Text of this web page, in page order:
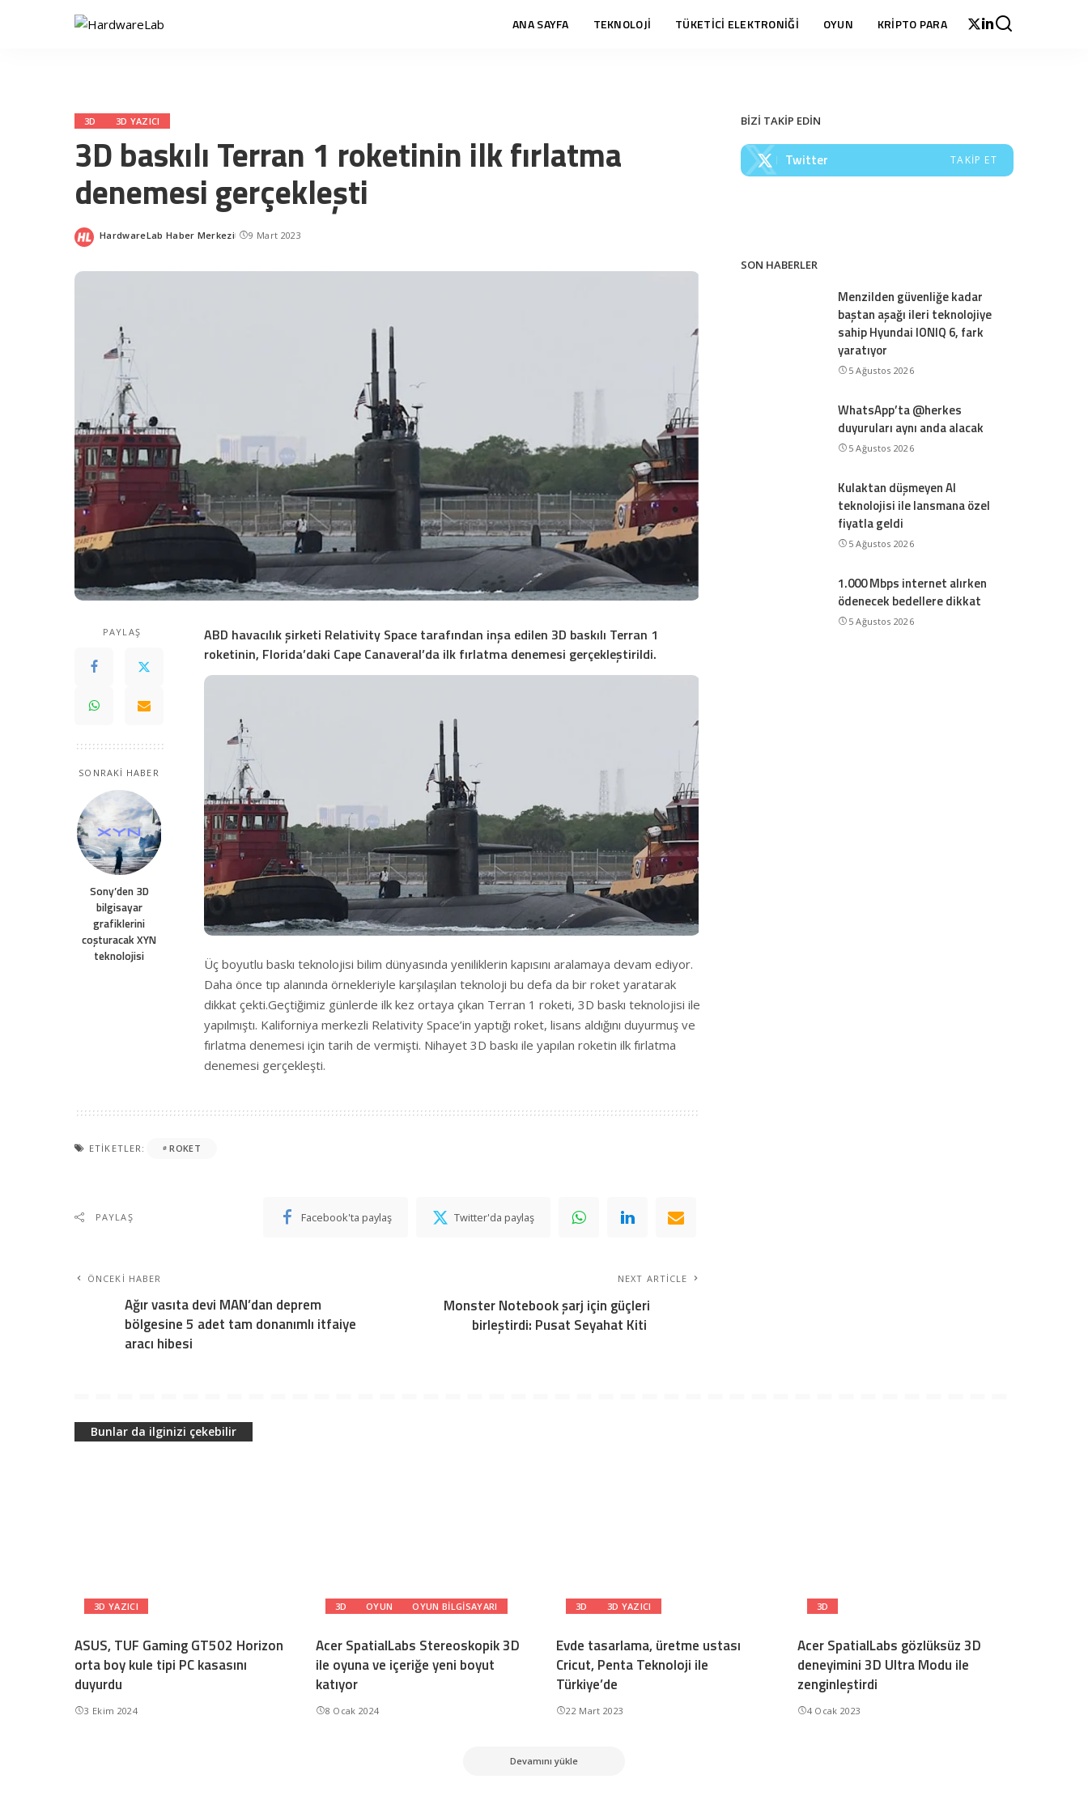
ANA SAYFA TEKNOLOJİ TÜKETİCİ ELEKTRONİĞİ OYUN KRİPTO PARA
3D 3D YAZICI
3D baskılı Terran 1 roketinin ilk fırlatma
denemesi gerçekleşti
Posted
HardwareLab Haber Merkezi 9 Mart 2023
PAYLAŞ
SONRAKİ HABER
Sony’den 3D
bilgisayar
grafiklerini
coşturacak XYN
teknolojisi
ABD havacılık şirketi Relativity Space tarafından inşa edilen 3D baskılı Terran 1
roketinin, Florida’daki Cape Canaveral’da ilk fırlatma denemesi gerçekleştirildi.
Üç boyutlu baskı teknolojisi bilim dünyasında yeniliklerin kapısını aralamaya devam ediyor.
Daha önce tıp alanında örnekleriyle karşılaşılan teknoloji bu defa da bir roket yaratarak
dikkat çekti.Geçtiğimiz günlerde ilk kez ortaya çıkan Terran 1 roketi, 3D baskı teknolojisi ile
yapılmıştı. Kaliforniya merkezli Relativity Space’in yaptığı roket, lisans aldığını duyurmuş ve
fırlatma denemesi için tarih de vermişti. Nihayet 3D baskı ile yapılan roketin ilk fırlatma
denemesi gerçekleşti.
ETIKETLER: ROKET
PAYLAŞ Facebook'ta paylaş Twitter'da paylaş
ÖNCEKI HABER
Ağır vasıta devi MAN’dan deprem
bölgesine 5 adet tam donanımlı itfaiye
aracı hibesi
NEXT ARTICLE
Monster Notebook şarj için güçleri
birleştirdi: Pusat Seyahat Kiti
BİZİ TAKİP EDİN
Twitter TAKIP ET
SON HABERLER
Menzilden güvenliğe kadar
baştan aşağı ileri teknolojiye
sahip Hyundai IONIQ 6, fark
yaratıyor
5 Ağustos 2026
WhatsApp’ta @herkes
duyuruları aynı anda alacak
5 Ağustos 2026
Kulaktan düşmeyen AI
teknolojisi ile lansmana özel
fiyatla geldi
5 Ağustos 2026
1.000 Mbps internet alırken
ödenecek bedellere dikkat
5 Ağustos 2026
Bunlar da ilginizi çekebilir
3D YAZICI
ASUS, TUF Gaming GT502 Horizon
orta boy kule tipi PC kasasını
duyurdu
3 Ekim 2024
3D OYUN OYUN BILGISAYARI
Acer SpatialLabs Stereoskopik 3D
ile oyuna ve içeriğe yeni boyut
katıyor
8 Ocak 2024
3D 3D YAZICI
Evde tasarlama, üretme ustası
Cricut, Penta Teknoloji ile
Türkiye’de
22 Mart 2023
3D
Acer SpatialLabs gözlüksüz 3D
deneyimini 3D Ultra Modu ile
zenginleştirdi
4 Ocak 2023
Devamını yükle